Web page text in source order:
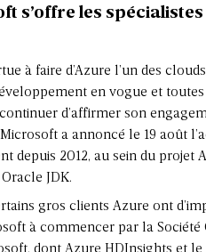
s’offre les
à faire d’Azure l’un des
en vogue et
d’affirmer son
a annoncé le 19 août
depuis 2012, au sein du projet
JDK.
gros clients Azure ont
à commencer par la